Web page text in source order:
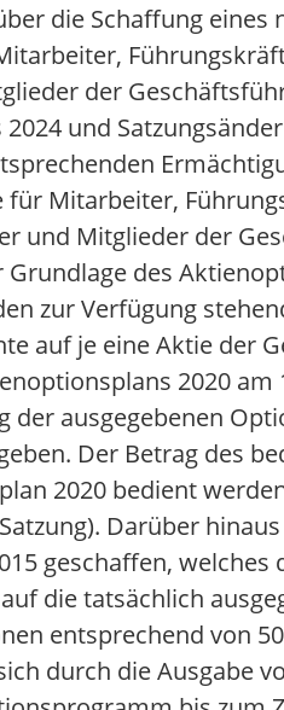
die Schaffung
der
und
Mitarbeiter,
und Mitglieder der
des
zur Verfügung
auf je eine Aktie der
2020
der ausgegebenen
Der Betrag des
2020 bedient
Darüber
geschaffen,
die tatsächlich
entsprechend von
durch die Ausgabe